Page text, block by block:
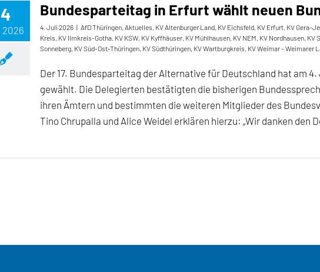
4
2026
Bundesparteitag in Erfurt wählt neuen
4. Juli 2026 | AfD Thüringen, Aktuelles, KV Altenburger Land, KV Eichsfeld, KV Erfurt, KV Gera-
Kreis, KV Ilmkreis-Gotha, KV KSW, KV Kyffhäuser, KV Mühlhausen, KV NEM, KV Nordhausen, KV
Sonneberg, KV Süd-Ost-Thüringen, KV Südthüringen, KV Wartburgkreis, KV Weimar - Weimarer
Der 17. Bundesparteitag der Alternative für Deutschland hat am
gewählt. Die Delegierten bestätigten die bisherigen
ihren Ämtern und bestimmten die weiteren Mitglieder des
Tino Chrupalla und Alice Weidel erklären hierzu: „Wir danken den